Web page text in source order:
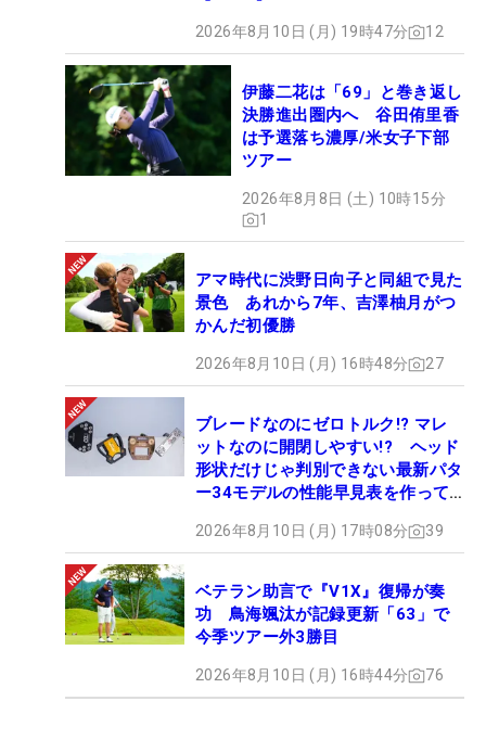
2026年8月10日 (月) 19時47分 12
伊藤二花は「69」と巻き返し
決勝進出圏内へ 谷田侑里香
は予選落ち濃厚/米女子下部
ツアー
2026年8月8日 (土) 10時15分
1
アマ時代に渋野日向子と同組で見た
景色 あれから7年、吉澤柚月がつ
かんだ初優勝
2026年8月10日 (月) 16時48分 27
ブレードなのにゼロトルク!? マレ
ットなのに開閉しやすい!? ヘッド
形状だけじゃ判別できない最新パタ
ー34モデルの性能早見表を作って
2026年8月10日 (月) 17時08分 39
ベテラン助言で『V1X』復帰が奏
功 鳥海颯汰が記録更新「63」で
今季ツアー外3勝目
2026年8月10日 (月) 16時44分 76